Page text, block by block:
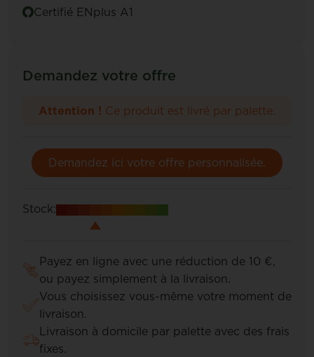
Certifié ENplus A1
Demandez votre offre
Attention ! Ce produit est livré par palette.
Demandez ici votre offre personnalisée.
Stock:
Payez en ligne avec une réduction de 10 €,
ou payez simplement à la livraison.
Vous choisissez vous-même votre moment de
livraison.
Livraison à domicile par palette avec des frais
fixes.